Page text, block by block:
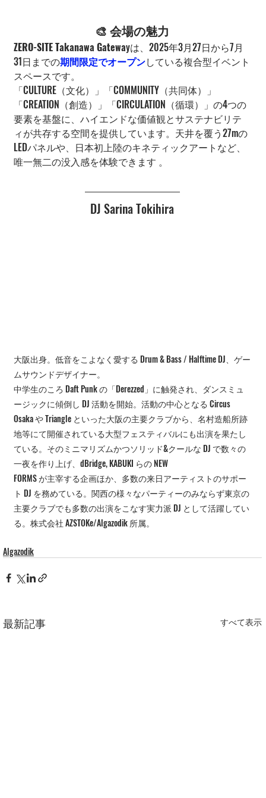
🎨 会場の魅力
ZERO-SITE Takanawa Gatewayは、2025年3月27日から7月
31日までの期間限定でオープンしている複合型イベント
スペースです。
「CULTURE（文化）」「COMMUNITY（共同体）」
「CREATION（創造）」「CIRCULATION（循環）」の4つの
要素を基盤に、ハイエンドな価値観とサステナビリテ
ィが共存する空間を提供しています。天井を覆う27mの
LEDパネルや、日本初上陸のキネティックアートなど、
唯一無二の没入感を体験できます 。
DJ Sarina Tokihira
大阪出身。低音をこよなく愛する Drum & Bass / Halftime DJ、ゲー
ムサウンドデザイナー。
中学生のころ Daft Punk の「Derezzed」に触発され、ダンスミュ
ージックに傾倒し DJ 活動を開始。活動の中心となる Circus
Osaka や Triangle といった大阪の主要クラブから、名村造船所跡
地等にて開催されている大型フェスティバルにも出演を果たし
ている。そのミニマリズムかつソリッド&クールな DJ で数々の
一夜を作り上げ、dBridge, KABUKI らの NEW
FORMS が主宰する企画ほか、多数の来日アーティストのサポー
ト DJ を務めている。関西の様々なパーティーのみならず東京の
主要クラブでも多数の出演をこなす実力派 DJ として活躍してい
る。株式会社 AZSTOKe/Algazodik 所属。
Algazodik
最新記事 すべて表示